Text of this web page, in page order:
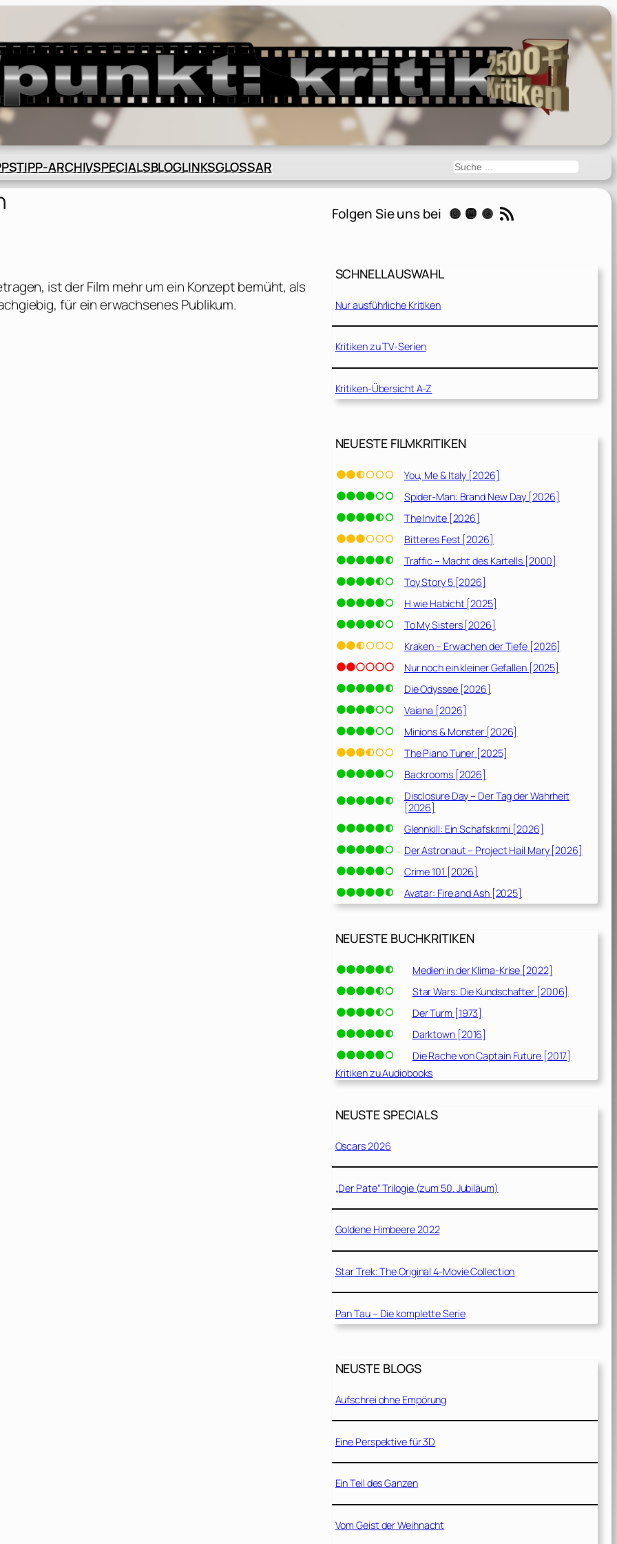
TIPP-ARCHIVSPECIALSBLOGLINKSGLOSSAR Suchen
ist der Film mehr um ein Konzept bemüht, als
für ein erwachsenes Publikum.
Folgen Sie uns bei Instagram Mastodon Threads RSS-Feed
SCHNELLAUSWAHL
Nur ausführliche Kritiken
Kritiken zu TV-Serien
Kritiken-Übersicht A-Z
NEUESTE FILMKRITIKEN
You, Me & Italy [2026]
Spider-Man: Brand New Day [2026]
The Invite [2026]
Bitteres Fest [2026]
Traffic – Macht des Kartells [2000]
Toy Story 5 [2026]
H wie Habicht [2025]
To My Sisters [2026]
Kraken – Erwachen der Tiefe [2026]
Nur noch ein kleiner Gefallen [2025]
Die Odyssee [2026]
Vaiana [2026]
Minions & Monster [2026]
The Piano Tuner [2025]
Backrooms [2026]
Disclosure Day – Der Tag der Wahrheit
[2026]
Glennkill: Ein Schafskrimi [2026]
Der Astronaut – Project Hail Mary [2026]
Crime 101 [2026]
Avatar: Fire and Ash [2025]
NEUESTE BUCHKRITIKEN
Medien in der Klima-Krise [2022]
Star Wars: Die Kundschafter [2006]
Der Turm [1973]
Darktown [2016]
Die Rache von Captain Future [2017]
Kritiken zu Audiobooks
NEUSTE SPECIALS
Oscars 2026
„Der Pate“ Trilogie (zum 50. Jubiläum)
Goldene Himbeere 2022
Star Trek: The Original 4-Movie Collection
Pan Tau – Die komplette Serie
NEUSTE BLOGS
Aufschrei ohne Empörung
Eine Perspektive für 3D
Ein Teil des Ganzen
Vom Geist der Weihnacht